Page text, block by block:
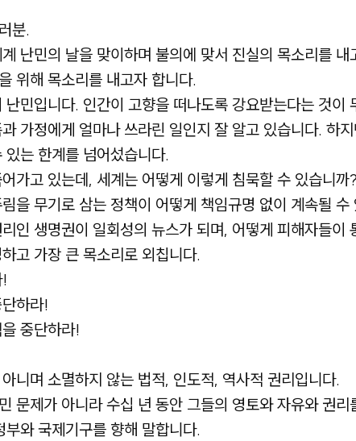
분.
난민의 날을 맞이하며 불의에 맞서 진실의 목소리를
위해 목소리를 내고자 합니다.
민입니다. 인간이 고향을 떠나도록 강요받는다는 것
가정에게 얼마나 쓰라린 일인지 잘 알고 있습니다. 하
는 한계를 넘어섰습니다.
가고 있는데, 세계는 어떻게 이렇게 침묵할 수 있습니까?
을 무기로 삼는 정책이 어떻게 책임규명 없이 계속될 수
인 생명권이 일회성의 뉴스가 되며, 어떻게 피해자들이
고 가장 큰 목소리로 외칩니다.
하라!
중단하라!
니며 소멸하지 않는 법적, 인도적, 역사적 권리입니다.
문제가 아니라 수십 년 동안 그들의 영토와 자유와 권
와 국제기구를 향해 말합니다.